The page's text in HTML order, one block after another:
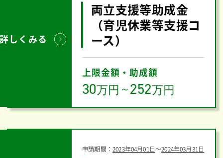
詳しくみる
両立支援等助成金
（育児休業等支援コ
ース）
上限金額・助成額
30万円 ～252万円
申請期間：2023年04月01日〜2024年03月31日